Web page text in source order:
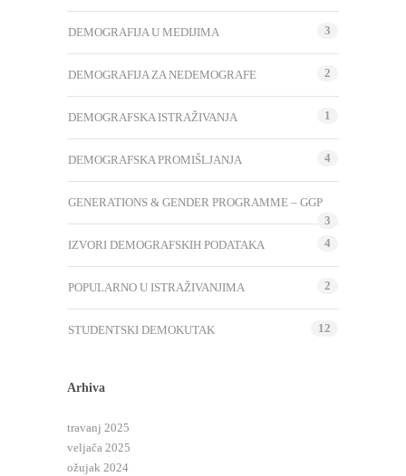
DEMOGRAFIJA U MEDIJIMA 3
DEMOGRAFIJA ZA NEDEMOGRAFE 2
DEMOGRAFSKA ISTRAŽIVANJA 1
DEMOGRAFSKA PROMIŠLJANJA 4
GENERATIONS & GENDER PROGRAMME – GGP
3
IZVORI DEMOGRAFSKIH PODATAKA
4
POPULARNO U ISTRAŽIVANJIMA 2
STUDENTSKI DEMOKUTAK 12
Arhiva
travanj 2025
veljača 2025
ožujak 2024